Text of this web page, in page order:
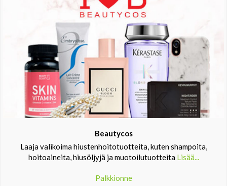
Beautycos
Laaja valikoima hiustenhoitotuotteita, kuten shampoita,
hoitoaineita, hiusöljyjä ja muotoilutuotteita Lisää...
Palkkionne